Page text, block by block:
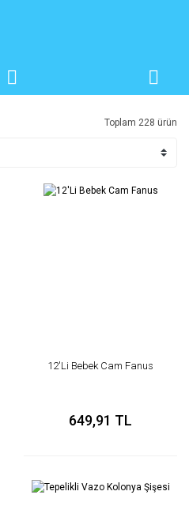
Toplam 228 ürün
12'Li Bebek Cam Fanus
649,91 TL